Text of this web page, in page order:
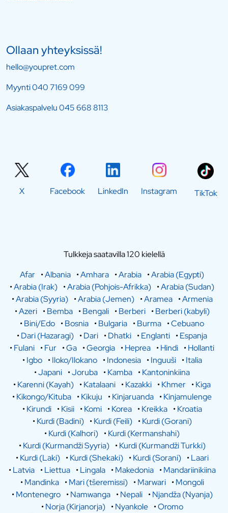
Ollaan yhteyksissä!
hello@youpret.com
Myynti040 7169 099
Asiakaspalvelu045 668 8113
X Facebook LinkedIn Instagram TikTok
Tulkkeja saatavilla 120 kielellä
Afar •Albania •Amhara •Arabia •Arabia (Egypti)
•Arabia (Irak) •Arabia (Pohjois-Afrikka) •Arabia (Sudan)
•Arabia (Syyria) •Arabia (Jemen) •Aramea •Armenia
•Azeri •Bemba •Bengali •Berberi •Berberi (kabyli)
•Bini/Edo •Bosnia •Bulgaria •Burma •Cebuano
•Dari (Hazaragi) •Dari •Dhatki •Englanti •Espanja
•Fulani •Fur •Ga •Georgia •Heprea •Hindi •Hollanti
•Igbo •Iloko/Ilokano •Indonesia •Inguuši •Italia
•Japani •Joruba •Kamba •Kantoninkiina
•Karenni (Kayah) •Katalaani •Kazakki •Khmer •Kiga
•Kikongo/Kituba •Kikuju •Kinjaruanda •Kinjamulenge
•Kirundi •Kisii •Komi •Korea •Kreikka •Kroatia
•Kurdi (Badini) •Kurdi (Feili) •Kurdi (Gorani)
•Kurdi (Kalhori) •Kurdi (Kermanshahi)
•Kurdi (Kurmandži Syyria) •Kurdi (Kurmandži Turkki)
•Kurdi (Laki) •Kurdi (Shekaki) •Kurdi (Sorani) •Laari
•Latvia •Liettua •Lingala •Makedonia •Mandariinikiina
•Mandinka •Mari (tšeremissi) •Marwari •Mongoli
•Montenegro •Namwanga •Nepali •Njandža (Nyanja)
•Norja (Kirjanorja) •Nyankole •Oromo